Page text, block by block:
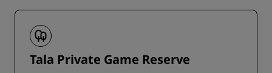
Tala Private Game Reserve